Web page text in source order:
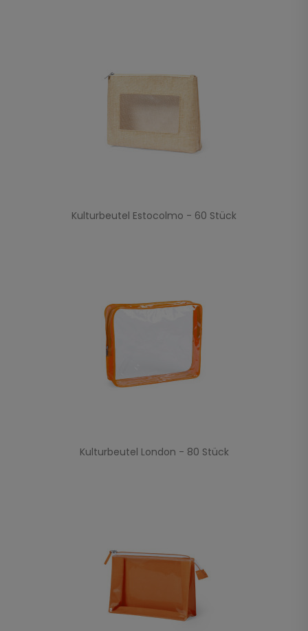
Kulturbeutel Estocolmo - 60 Stück
Kulturbeutel London - 80 Stück